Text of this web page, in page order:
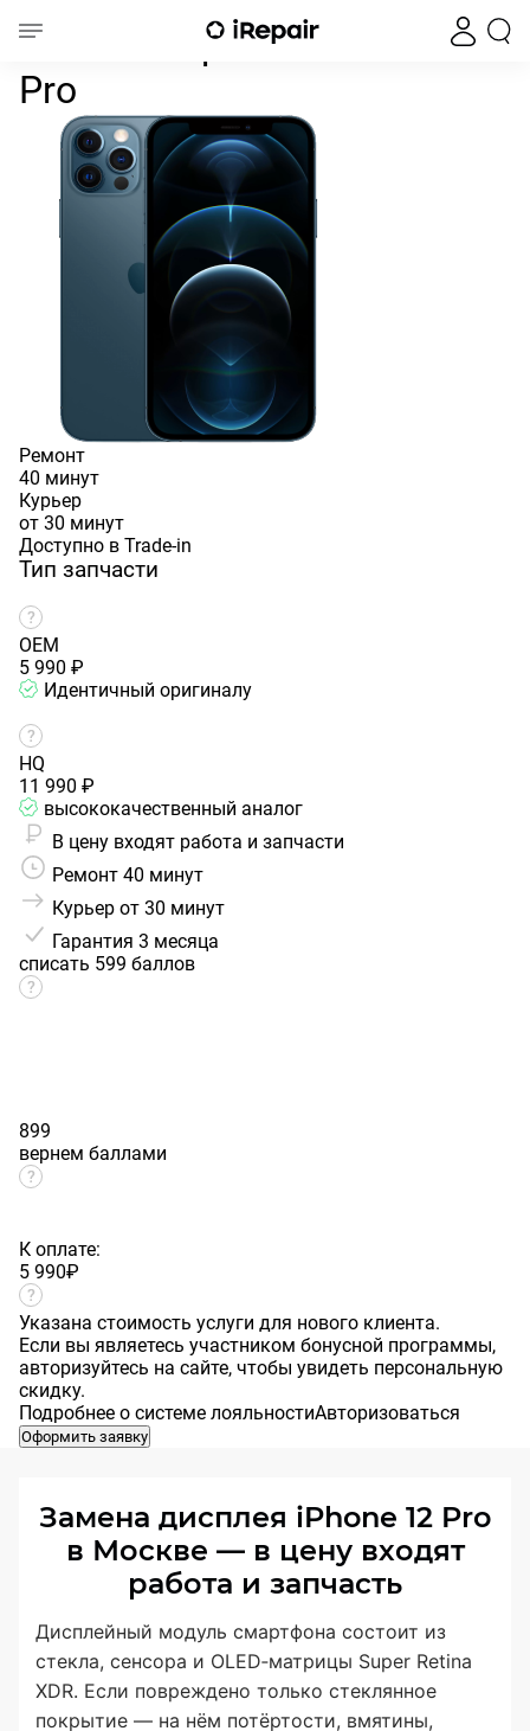
Замена дисплея iPhone 12
Замена экрана iPhone 12
Pro
Ремонт
40 минут
Курьер
от 30 минут
Доступно в Trade-in
Тип запчасти
OEM
5 990 ₽
Идентичный оригиналу
HQ
11 990 ₽
высококачественный аналог
В цену входят работа и запчасти
Ремонт 40 минут
Курьер от 30 минут
Гарантия 3 месяца
списать 599 баллов
899
вернем баллами
К оплате:
5 990₽
Указана стоимость услуги для нового клиента.
Если вы являетесь участником бонусной программы,
авторизуйтесь на сайте, чтобы увидеть персональную
скидку.
Подробнее о системе лояльностиАвторизоваться
Оформить заявку
Замена дисплея iPhone 12 Pro
в Москве — в цену входят
работа и запчасть
Дисплейный модуль смартфона состоит из
стекла, сенсора и OLED‑матрицы Super Retina
XDR. Если повреждено только стеклянное
покрытие — на нём потёртости, вмятины,